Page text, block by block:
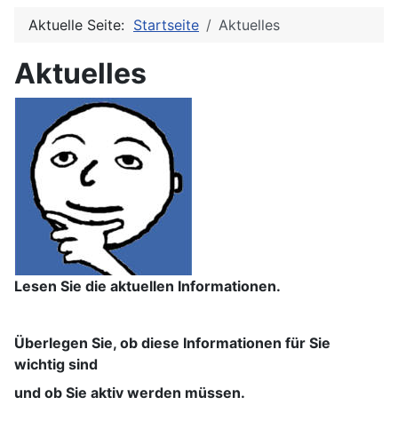
Aktuelle Seite: Startseite Aktuelles
Aktuelles
Lesen Sie die aktuellen Informationen.
Überlegen Sie, ob diese Informationen für Sie
wichtig sind
und ob Sie aktiv werden müssen.